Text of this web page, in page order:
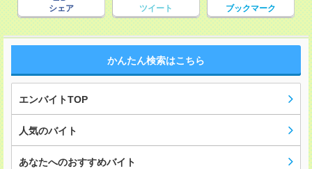
シェア ツイート ブックマーク
かんたん検索はこちら
エンバイトTOP
人気のバイト
あなたへのおすすめバイト